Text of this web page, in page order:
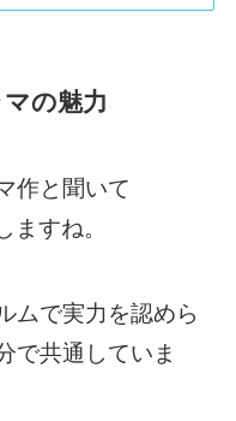
の魅力
作と聞いて
ますね。
ムで実力を認めら
で共通していま